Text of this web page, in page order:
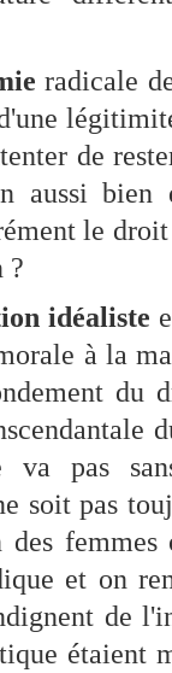
radicale
de
aussi bien
le
?
idéaliste
à la
du
va pas
soit pas
et on
de
étaient